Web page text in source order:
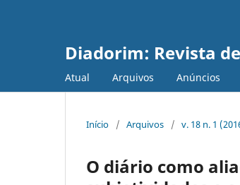
Diadorim: Revista
Atual Arquivos Anúncios
Início / Arquivos / v. 18 n. 1
O diário como